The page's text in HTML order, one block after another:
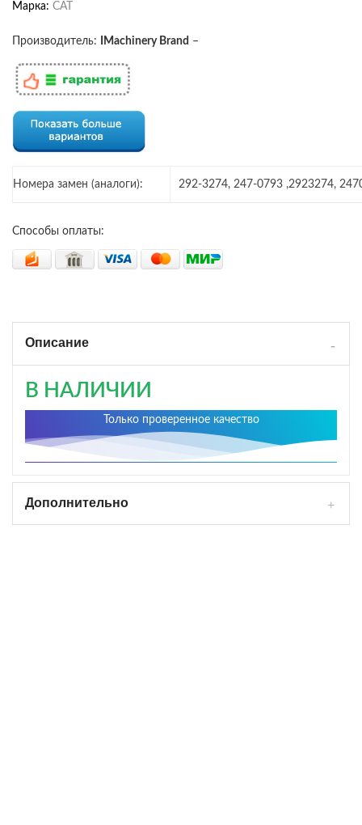
Марка: CAT
Производитель: IMachinery Brand –
Номера замен (аналоги): 292-3274, 247-0793 ,2923274,
Способы оплаты:
Описание
В НАЛИЧИИ
Только проверенное качество
Дополнительно